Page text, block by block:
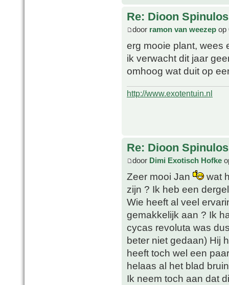
Re: Dioon
door ramon van weezep op
erg mooie plant, wees
ik verwacht dit jaar
omhoog wat duit op
http://www.exotentuin.nl
Re: Dioon
door Dimi Exotisch Hofke
Zeer mooi Jan
wat
zijn ? Ik heb een
Wie heeft al veel
gemakkelijk aan ? Ik
cycas revoluta was
beter niet gedaan) Hij
heeft toch wel een
helaas al het blad
Ik neem toch aan dat